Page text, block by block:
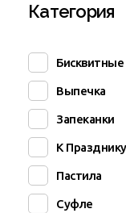
Категория
Выпечка
Запеканки
К Празднику
Пастила
Суфле